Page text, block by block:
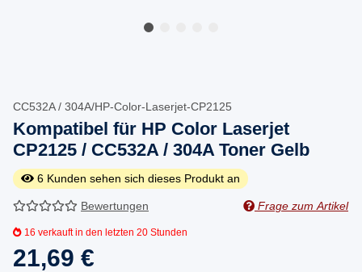
CC532A / 304A/HP-Color-Laserjet-CP2125
Kompatibel für HP Color Laserjet
CP2125 / CC532A / 304A Toner Gelb
6 Kunden sehen sich dieses Produkt an
Bewertungen Frage zum Artikel
16 verkauft in den letzten 20 Stunden
21,69 €